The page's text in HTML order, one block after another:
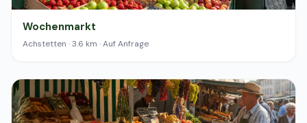
Wochenmarkt
Achstetten · 3.6 km · Auf Anfrage